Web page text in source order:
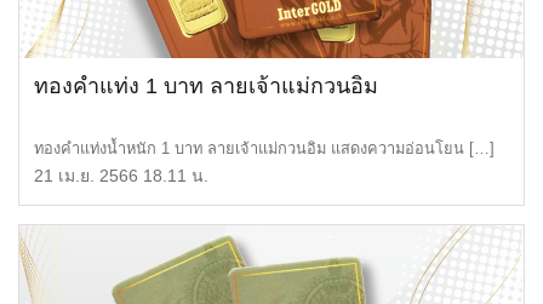
ทองคำแท่ง 1 บาท ลายเจ้าแม่กวนอิม
ทองคำแท่งน้ำหนัก 1 บาท ลายเจ้าแม่กวนอิม แสดงความอ่อนโยน […]
21 เม.ย. 2566 18.11 น.